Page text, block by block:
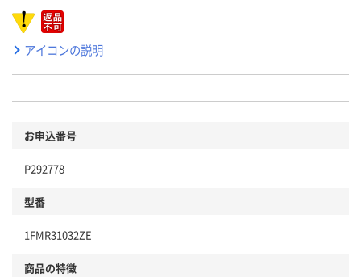
アイコンの説明
お申込番号
P292778
型番
1FMR31032ZE
商品の特徴